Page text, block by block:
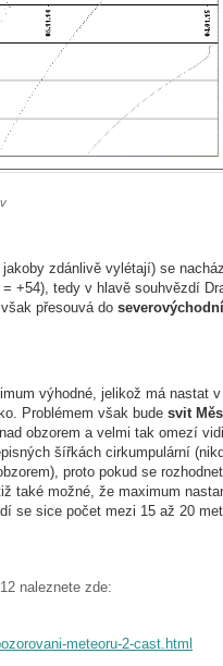
jakoby zdánlivě vylétají) se
+54), tedy v hlavě souhvězdí
přesouvá do
výhodné, jelikož má nastat
Problémem však bude svit
obzorem a velmi tak omezí
šířkách cirkumpulární
proto pokud se
také možné, že maximum
se sice počet mezi 15 až 20
naleznete zde:
meteoru-2-cast.html